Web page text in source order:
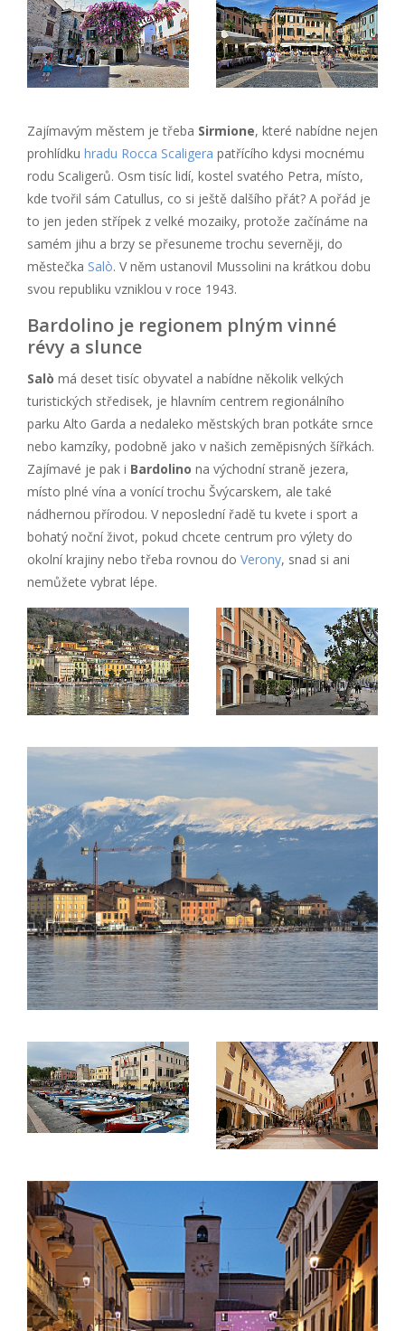
Zajímavým městem je třeba Sirmione, které nabídne nejen
prohlídku hradu Rocca Scaligera patřícího kdysi mocnému
rodu Scaligerů. Osm tisíc lidí, kostel svatého Petra, místo,
kde tvořil sám Catullus, co si ještě dalšího přát? A pořád je
to jen jeden střípek z velké mozaiky, protože začínáme na
samém jihu a brzy se přesuneme trochu severněji, do
městečka Salò. V něm ustanovil Mussolini na krátkou dobu
svou republiku vzniklou v roce 1943.
Bardolino je regionem plným vinné
révy a slunce
Salò má deset tisíc obyvatel a nabídne několik velkých
turistických středisek, je hlavním centrem regionálního
parku Alto Garda a nedaleko městských bran potkáte srnce
nebo kamzíky, podobně jako v našich zeměpisných šířkách.
Zajímavé je pak i Bardolino na východní straně jezera,
místo plné vína a vonící trochu Švýcarskem, ale také
nádhernou přírodou. V neposlední řadě tu kvete i sport a
bohatý noční život, pokud chcete centrum pro výlety do
okolní krajiny nebo třeba rovnou do Verony, snad si ani
nemůžete vybrat lépe.